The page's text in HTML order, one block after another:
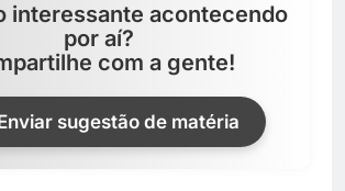
interessante acontecendo
por aí?
com a gente!
sugestão de matéria